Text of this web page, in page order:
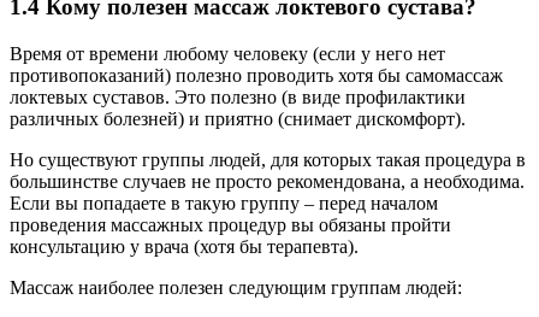
1.4 Кому полезен массаж локтевого сустава?
Время от времени любому человеку (если у него нет
противопоказаний) полезно проводить хотя бы самомассаж
локтевых суставов. Это полезно (в виде профилактики
различных болезней) и приятно (снимает дискомфорт).
Но существуют группы людей, для которых такая процедура в
большинстве случаев не просто рекомендована, а необходима.
Если вы попадаете в такую группу – перед началом
проведения массажных процедур вы обязаны пройти
консультацию у врача (хотя бы терапевта).
Массаж наиболее полезен следующим группам людей: